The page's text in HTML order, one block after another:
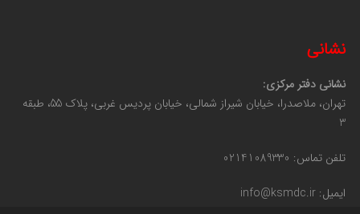
نشانی
نشانی دفتر مرکزی:
تهران، ملاصدرا، خیابان شیراز شمالی، خیابان پردیس غربی، پلاک 55، طبقه
3
تلفن تماس: 02141089330
ایمیل: info@ksmdc.ir